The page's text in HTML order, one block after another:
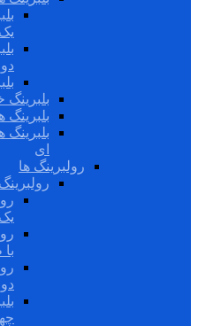
بلبرینگ
ای
رولبرینگ ها